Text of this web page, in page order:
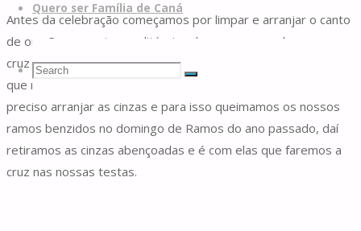
Quero ser Família de Caná
Search
Search
for:
Search
Antes da celebração começamos por limpar e arranjar o canto
de oração para o tempo litúrgico da quaresma, colocamos a
cruz em destaque, retiramos as flores, colocamos uma frase
que nos oriente na longa caminhada da quaresma. Depois é
preciso arranjar as cinzas e para isso queimamos os nossos
ramos benzidos no domingo de Ramos do ano passado, daí
retiramos as cinzas abençoadas e é com elas que faremos a
cruz nas nossas testas.